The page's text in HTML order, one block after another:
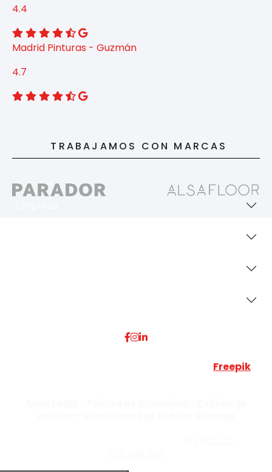
4.4
Madrid Pinturas - Guzmán
4.7
TRABAJAMOS CON MARCAS
Freepik